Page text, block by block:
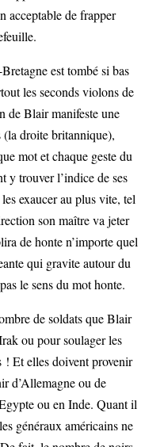
acceptable de frapper
est tombé si bas
les seconds violons de
de Blair manifeste une
(la droite britannique),
mot et chaque geste du
y trouver l’indice de ses
exaucer au plus vite, tel
son maître va jeter
de honte n’importe quel
qui gravite autour du
le sens du mot honte.
de soldats que Blair
ou pour soulager les
! Et elles doivent provenir
d’Allemagne ou de
ou en Inde. Quant il
généraux américains ne